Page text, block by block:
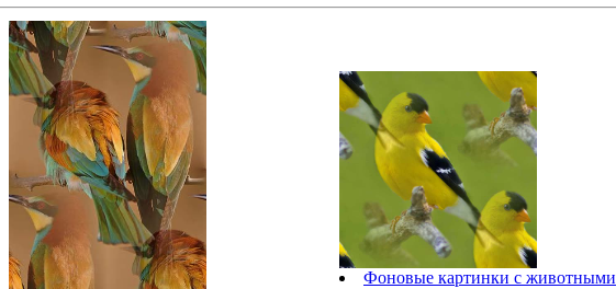
Фоновые картинки с животными